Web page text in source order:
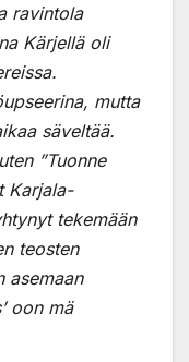
ravintola
Kärjellä oli
mutta
säveltää.
”Tuonne
Karjala-
tekemään
teosten
asemaan
oon mä